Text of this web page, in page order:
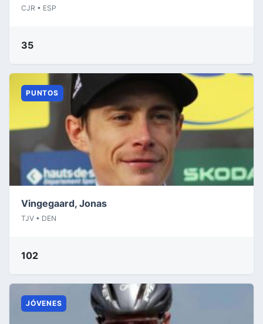
CJR • ESP
35
PUNTOS
Vingegaard, Jonas
TJV • DEN
102
JÓVENES